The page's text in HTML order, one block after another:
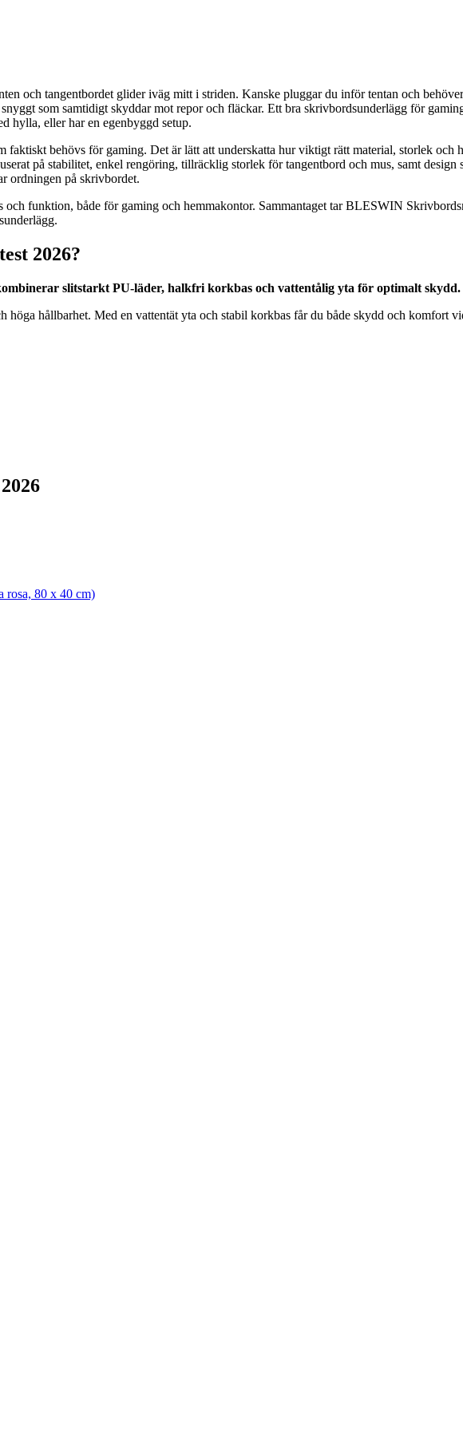
och tangentbordet glider iväg mitt i striden. Kanske pluggar du inför tentan och
som samtidigt skyddar mot repor och fläckar. Ett bra skrivbordsunderlägg för
hylla, eller har en egenbyggd setup.
faktiskt behövs för gaming. Det är lätt att underskatta hur viktigt rätt material, storlek och
på stabilitet, enkel rengöring, tillräcklig storlek för tangentbord och mus, samt design
ordningen på skrivbordet.
funktion, både för gaming och hemmakontor. Sammantaget tar BLESWIN
2026?
slitstarkt PU-läder, halkfri korkbas och vattentålig yta för optimalt skydd.
hållbarhet. Med en vattentät yta och stabil korkbas får du både skydd och komfort
rosa, 80 x 40 cm)